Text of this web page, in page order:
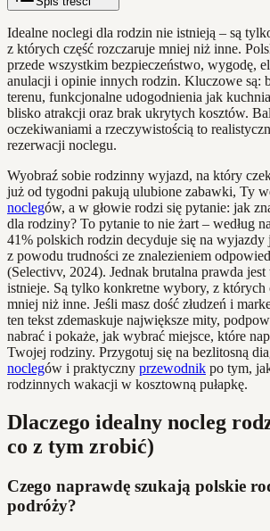
Idealne noclegi dla rodzin nie istnieją – są
z których część rozczaruje mniej niż inne.
przede wszystkim bezpieczeństwo, wygodę,
anulacji i opinie innych rodzin. Kluczowe są:
terenu, funkcjonalne udogodnienia jak
blisko atrakcji oraz brak ukrytych kosztów.
oczekiwaniami a rzeczywistością to
rezerwacji noclegu.
Wyobraź sobie rodzinny wyjazd, na który
już od tygodni pakują ulubione zabawki, Ty
noclegów, a w głowie rodzi się pytanie: jak
dla rodziny? To pytanie to nie żart – według
41% polskich rodzin decyduje się na wyjazdy
z powodu trudności ze znalezieniem
(Selectivv, 2024). Jednak brutalna prawda jest
istnieje. Są tylko konkretne wybory, z których
mniej niż inne. Jeśli masz dość złudzeń i
ten tekst zdemaskuje największe mity,
nabrać i pokaże, jak wybrać miejsce, które
Twojej rodziny. Przygotuj się na bezlitosną
noclegów i praktyczny przewodnik po tym,
rodzinnych wakacji w kosztowną pułapkę.
Dlaczego idealny nocleg
co z tym zrobić)
Czego naprawdę szukają polskie
podróży?